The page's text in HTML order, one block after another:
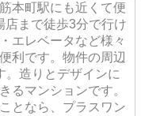
本町駅にも近くて便
店まで徒歩3分で行け
エレベータなど様々
利です。物件の周辺
。造りとデザインに
るマンションです。
となら、プラスワン